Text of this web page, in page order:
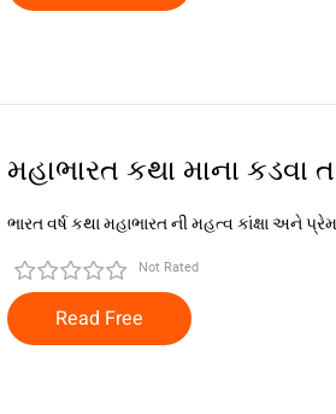
મહાભારત કથા માના કડવા
ભારત વર્ષ કથા મહાભારત ની મહત્વ કાંક્ષા અને
Not Rated
Read Free